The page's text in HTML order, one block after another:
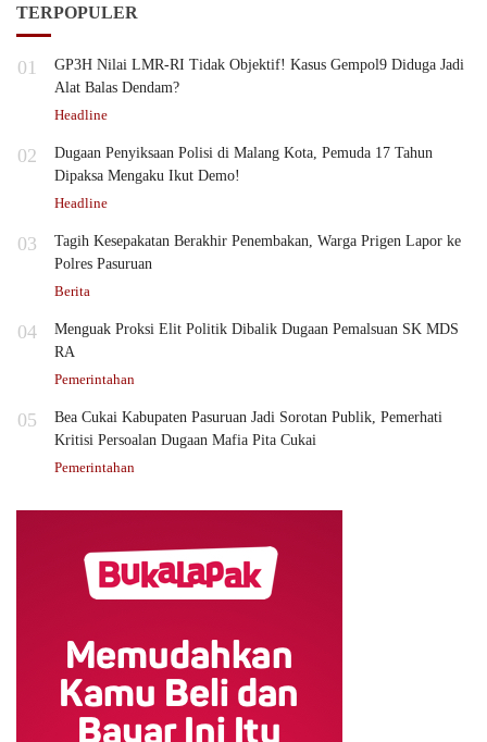
TERPOPULER
01
GP3H Nilai LMR-RI Tidak Objektif! Kasus Gempol9 Diduga Jadi
Alat Balas Dendam?
Headline
02
Dugaan Penyiksaan Polisi di Malang Kota, Pemuda 17 Tahun
Dipaksa Mengaku Ikut Demo!
Headline
03
Tagih Kesepakatan Berakhir Penembakan, Warga Prigen Lapor ke
Polres Pasuruan
Berita
04
Menguak Proksi Elit Politik Dibalik Dugaan Pemalsuan SK MDS
RA
Pemerintahan
05
Bea Cukai Kabupaten Pasuruan Jadi Sorotan Publik, Pemerhati
Kritisi Persoalan Dugaan Mafia Pita Cukai
Pemerintahan